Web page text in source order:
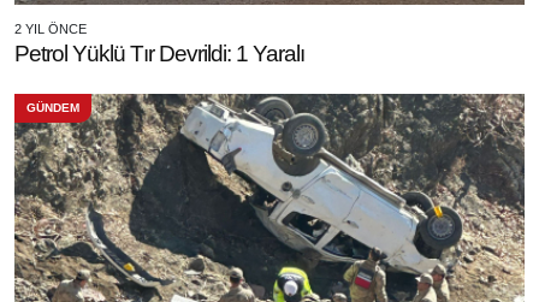
2 YIL ÖNCE
Petrol Yüklü Tır Devrildi: 1 Yaralı
GÜNDEM